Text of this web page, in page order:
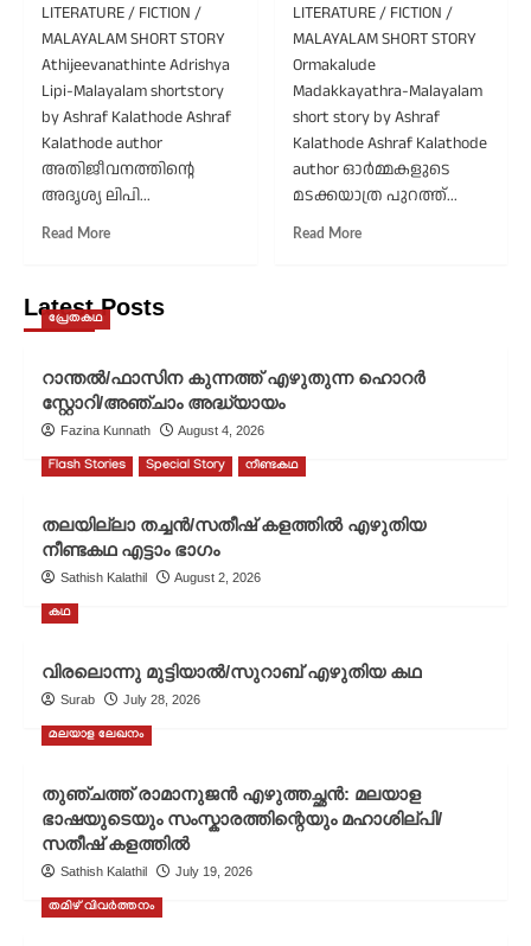
LITERATURE / FICTION /
MALAYALAM SHORT STORY
Athijeevanathinte Adrishya
Lipi-Malayalam shortstory
by Ashraf Kalathode Ashraf
Kalathode author
അതിജീവനത്തിന്റെ
അദൃശ്യ ലിപി...
Read MoreRead
അതിജീവനത്തിന്റെ
അദൃശ്യ
കാളത്തോട്
എഴുതിയ
ചെറുകഥ
LITERATURE / FICTION /
MALAYALAM SHORT STORY
Ormakalude
Madakkayathra-Malayalam
short story by Ashraf
Kalathode Ashraf Kalathode
author ഓർമ്മകളുടെ
മടക്കയാത്ര പുറത്ത്...
Read MoreRead
എഴുതിയ
Latest Posts
പ്രേതകഥ
റാന്തൽ/ഫാസിന കുന്നത്ത് എഴുതുന്ന ഹൊറർ
സ്റ്റോറി/അഞ്ചാം അദ്ധ്യായം
Fazina Kunnath August 4, 2026
Flash Stories Special Story നീണ്ടകഥ
തലയില്ലാ തച്ചൻ/സതീഷ് കളത്തിൽ എഴുതിയ
നീണ്ടകഥ എട്ടാം ഭാഗം
Sathish Kalathil August 2, 2026
കഥ
വിരലൊന്നു മുട്ടിയാൽ/സുറാബ് എഴുതിയ കഥ
Surab July 28, 2026
മലയാള ലേഖനം
തുഞ്ചത്ത് രാമാനുജൻ എഴുത്തച്ഛൻ: മലയാള
ഭാഷയുടെയും സംസ്കാരത്തിന്റെയും മഹാശില്പി/
സതീഷ് കളത്തിൽ
Sathish Kalathil July 19, 2026
തമിഴ് വിവർത്തനം